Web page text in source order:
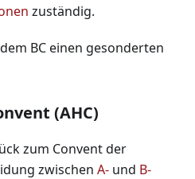
zuständig.
BC einen gesonderten
(AHC)
zum Convent der
zwischen A- und B-